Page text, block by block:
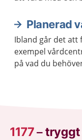
Planerad
Ibland går det att
exempel
på vad du
1177–tryggt